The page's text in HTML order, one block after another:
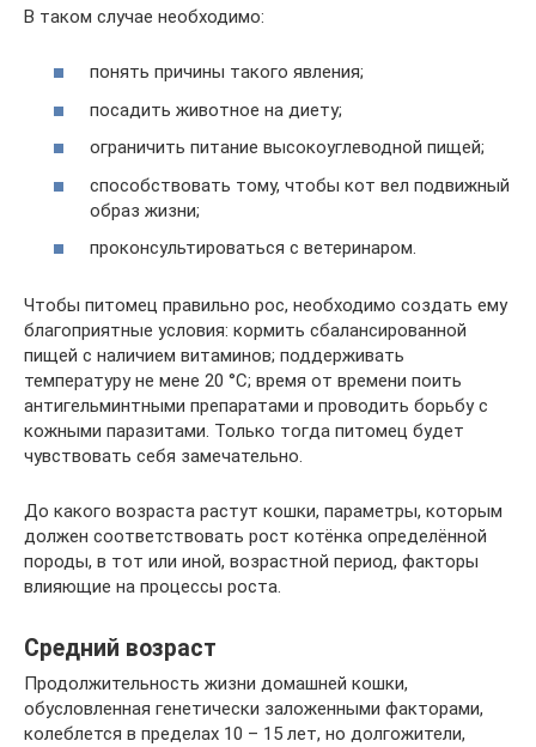
В таком случае необходимо:
понять причины такого явления;
посадить животное на диету;
ограничить питание высокоуглеводной пищей;
способствовать тому, чтобы кот вел подвижный
образ жизни;
проконсультироваться с ветеринаром.
Чтобы питомец правильно рос, необходимо создать ему
благоприятные условия: кормить сбалансированной
пищей с наличием витаминов; поддерживать
температуру не мене 20 °С; время от времени поить
антигельминтными препаратами и проводить борьбу с
кожными паразитами. Только тогда питомец будет
чувствовать себя замечательно.
До какого возраста растут кошки, параметры, которым
должен соответствовать рост котёнка определённой
породы, в тот или иной, возрастной период, факторы
влияющие на процессы роста.
Средний возраст
Продолжительность жизни домашней кошки,
обусловленная генетически заложенными факторами,
колеблется в пределах 10 – 15 лет, но долгожители,